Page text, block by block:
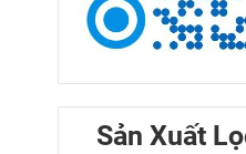
Sản Xuất